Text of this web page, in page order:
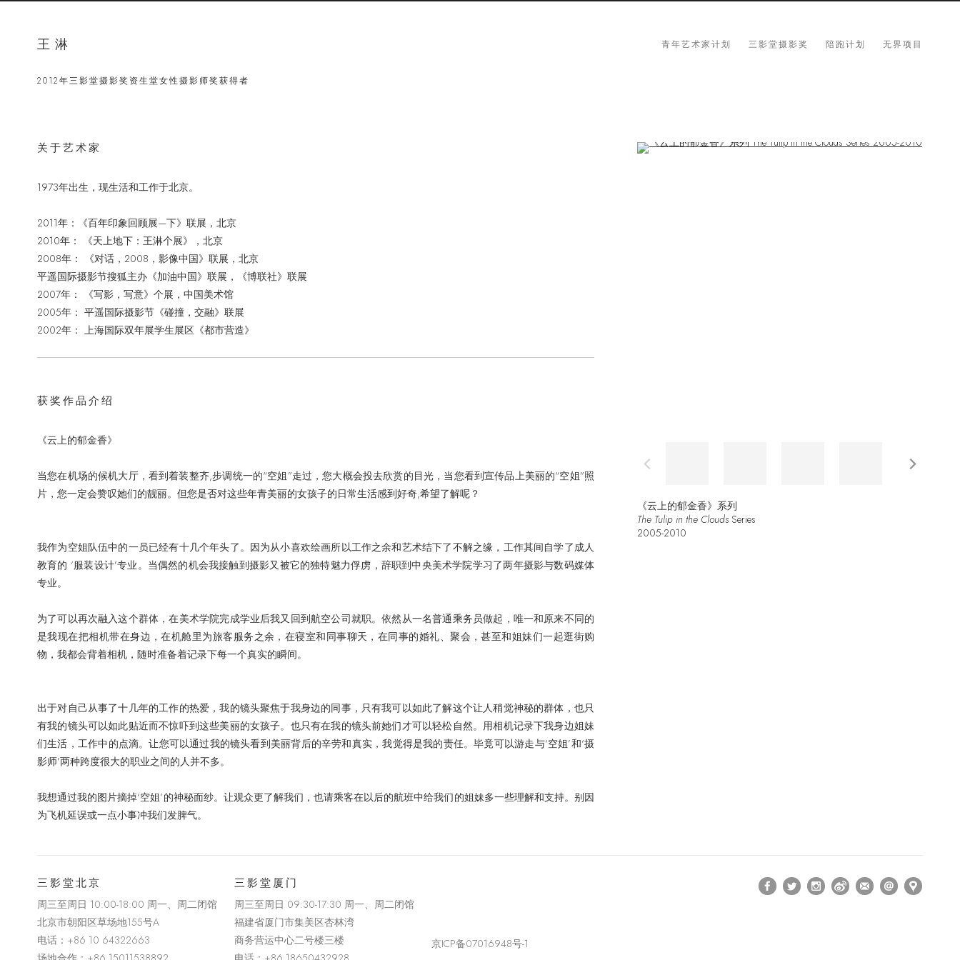
王淋
2012年三影堂摄影奖资生堂女性摄影师奖获得者
青年艺术家计划 三影堂摄影奖 陪跑计划 无界项目
Open a larger version of the following image in a popup:
《云上的郁金香》系列
The Tulip in the CloudsSeries
2005-2010
关于艺术家
1973年出生，现生活和工作于北京。
2011年：《百年印象回顾展—下》联展，北京
2010年： 《天上地下：王淋个展》，北京
2008年： 《对话，2008，影像中国》联展，北京
平遥国际摄影节搜狐主办《加油中国》联展，《博联社》联展
2007年： 《写影，写意》个展，中国美术馆
2005年： 平遥国际摄影节《碰撞，交融》联展
2002年： 上海国际双年展学生展区《都市营造》
获奖作品介绍
《云上的郁金香》
当您在机场的候机大厅，看到着装整齐,步调统一的“空姐”走过，您大概会投去欣赏的目光，当您看到宣传品上美丽的“空姐”照
片，您一定会赞叹她们的靓丽。但您是否对这些年青美丽的女孩子的日常生活感到好奇,希望了解呢？
我作为空姐队伍中的一员已经有十几个年头了。因为从小喜欢绘画所以工作之余和艺术结下了不解之缘，工作其间自学了成人
教育的 ‘服装设计’专业。当偶然的机会我接触到摄影又被它的独特魅力俘虏，辞职到中央美术学院学习了两年摄影与数码媒体
专业。
为了可以再次融入这个群体，在美术学院完成学业后我又回到航空公司就职。依然从一名普通乘务员做起，唯一和原来不同的
是我现在把相机带在身边，在机舱里为旅客服务之余，在寝室和同事聊天，在同事的婚礼、聚会，甚至和姐妹们一起逛街购
物，我都会背着相机，随时准备着记录下每一个真实的瞬间。
出于对自己从事了十几年的工作的热爱，我的镜头聚焦于我身边的同事，只有我可以如此了解这个让人稍觉神秘的群体，也只
有我的镜头可以如此贴近而不惊吓到这些美丽的女孩子。也只有在我的镜头前她们才可以轻松自然。用相机记录下我身边姐妹
们生活，工作中的点滴。让您可以通过我的镜头看到美丽背后的辛劳和真实，我觉得是我的责任。毕竟可以游走与‘空姐’和‘摄
影师’两种跨度很大的职业之间的人并不多。
我想通过我的图片摘掉‘空姐’的神秘面纱。让观众更了解我们，也请乘客在以后的航班中给我们的姐妹多一些理解和支持。别因
为飞机延误或一点小事冲我们发脾气。
三影堂北京
周三至周日 10:00-18:00 周一、周二闭馆
北京市朝阳区草场地155号A
电话： +86 10 64322663
三影堂厦门
周三至周日 09:30-17:30 周一、周二闭馆
福建省厦门市集美区杏林湾
商务营运中心二号楼三楼
京ICP备07016948号-1